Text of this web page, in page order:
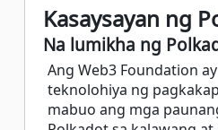
Kasaysayan ng
Na lumikha ng
Ang Web3 Foundation
teknolohiya ng
mabuo ang mga